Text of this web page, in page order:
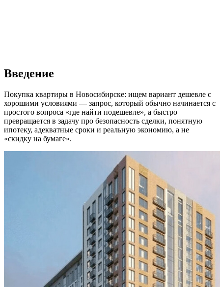
Введение
Покупка квартиры в Новосибирске: ищем вариант дешевле с
хорошими условиями — запрос, который обычно начинается с
простого вопроса «где найти подешевле», а быстро
превращается в задачу про безопасность сделки, понятную
ипотеку, адекватные сроки и реальную экономию, а не
«скидку на бумаге».